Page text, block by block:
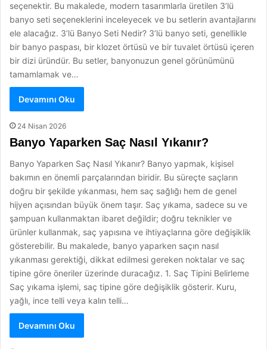
seçenektir. Bu makalede, modern tasarımlarla üretilen 3’lü
banyo seti seçeneklerini inceleyecek ve bu setlerin avantajlarını
ele alacağız. 3’lü Banyo Seti Nedir? 3’lü banyo seti, genellikle
bir banyo paspası, bir klozet örtüsü ve bir tuvalet örtüsü içeren
bir dizi üründür. Bu setler, banyonuzun genel görünümünü
tamamlamak ve…
Devamını Oku
24 Nisan 2026
Banyo Yaparken Saç Nasıl Yıkanır?
Banyo Yaparken Saç Nasıl Yıkanır? Banyo yapmak, kişisel
bakımın en önemli parçalarından biridir. Bu süreçte saçların
doğru bir şekilde yıkanması, hem saç sağlığı hem de genel
hijyen açısından büyük önem taşır. Saç yıkama, sadece su ve
şampuan kullanmaktan ibaret değildir; doğru teknikler ve
ürünler kullanmak, saç yapısına ve ihtiyaçlarına göre değişiklik
gösterebilir. Bu makalede, banyo yaparken saçın nasıl
yıkanması gerektiği, dikkat edilmesi gereken noktalar ve saç
tipine göre öneriler üzerinde duracağız. 1. Saç Tipini Belirleme
Saç yıkama işlemi, saç tipine göre değişiklik gösterir. Kuru,
yağlı, ince telli veya kalın telli…
Devamını Oku